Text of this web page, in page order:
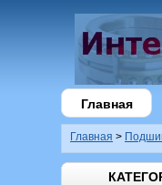
Главная
Главная >